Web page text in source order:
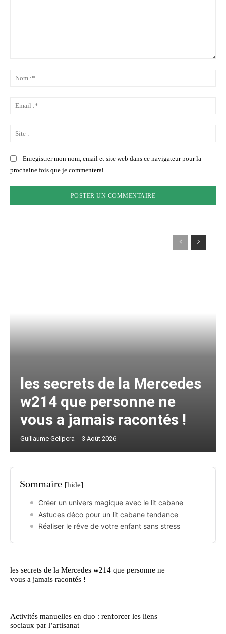
Enregistrer mon nom, email et site web dans ce navigateur pour la
prochaine fois que je commenterai.
les secrets de la Mercedes
w214 que personne ne
vous a jamais racontés !
Guillaume Gelipera - 3 Août 2026
Sommaire [hide]
Créer un univers magique avec le lit cabane
Astuces déco pour un lit cabane tendance
Réaliser le rêve de votre enfant sans stress
les secrets de la Mercedes w214 que personne ne
vous a jamais racontés !
Activités manuelles en duo : renforcer les liens
sociaux par l’artisanat